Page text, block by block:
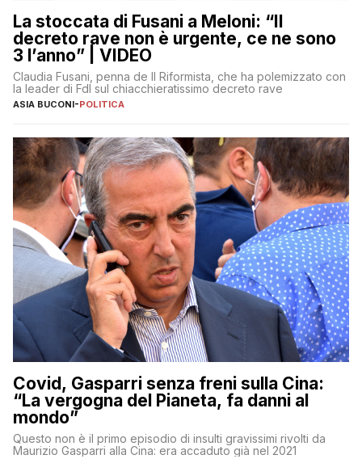
La stoccata di Fusani a Meloni: “Il
decreto rave non è urgente, ce ne sono
3 l’anno” | VIDEO
Claudia Fusani, penna de Il Riformista, che ha polemizzato con
la leader di FdI sul chiacchieratissimo decreto rave
ASIA BUCONI-POLITICA
Covid, Gasparri senza freni sulla Cina:
“La vergogna del Pianeta, fa danni al
mondo”
Questo non è il primo episodio di insulti gravissimi rivolti da
Maurizio Gasparri alla Cina: era accaduto già nel 2021